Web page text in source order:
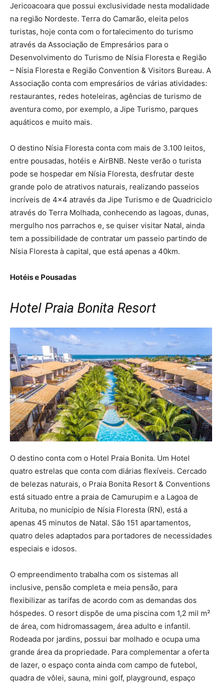
Jericoacoara que possui exclusividade nesta modalidade
na região Nordeste. Terra do Camarão, eleita pelos
turistas, hoje conta com o fortalecimento do turismo
através da Associação de Empresários para o
Desenvolvimento do Turismo de Nísia Floresta e Região
– Nísia Floresta e Região Convention & Visitors Bureau. A
Associação conta com empresários de várias atividades:
restaurantes, redes hoteleiras, agências de turismo de
aventura como, por exemplo, a Jipe Turismo, parques
aquáticos e muito mais.
O destino Nísia Floresta conta com mais de 3.100 leitos,
entre pousadas, hotéis e AirBNB. Neste verão o turista
pode se hospedar em Nísia Floresta, desfrutar deste
grande polo de atrativos naturais, realizando passeios
incríveis de 4×4 através da Jipe Turismo e de Quadriciclo
através do Terra Molhada, conhecendo as lagoas, dunas,
mergulho nos parrachos e, se quiser visitar Natal, ainda
tem a possibilidade de contratar um passeio partindo de
Nísia Floresta à capital, que está apenas a 40km.
Hotéis e Pousadas
Hotel Praia Bonita Resort
O destino conta com o Hotel Praia Bonita. Um Hotel
quatro estrelas que conta com diárias flexíveis. Cercado
de belezas naturais, o Praia Bonita Resort & Conventions
está situado entre a praia de Camurupim e a Lagoa de
Arituba, no município de Nísia Floresta (RN), está a
apenas 45 minutos de Natal. São 151 apartamentos,
quatro deles adaptados para portadores de necessidades
especiais e idosos.
O empreendimento trabalha com os sistemas all
inclusive, pensão completa e meia pensão, para
flexibilizar as tarifas de acordo com as demandas dos
hóspedes. O resort dispõe de uma piscina com 1,2 mil m²
de área, com hidromassagem, área adulto e infantil.
Rodeada por jardins, possui bar molhado e ocupa uma
grande área da propriedade. Para complementar a oferta
de lazer, o espaço conta ainda com campo de futebol,
quadra de vôlei, sauna, mini golf, playground, espaço